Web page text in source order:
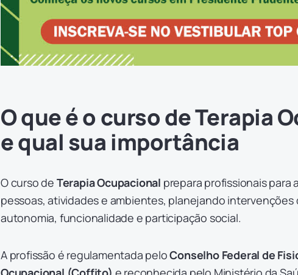
O que é o curso de Terapia
e qual sua importância
O curso de Terapia Ocupacional prepara profissionais para
pessoas, atividades e ambientes, planejando intervenções
autonomia, funcionalidade e participação social.
A profissão é regulamentada peloConselho Federal de